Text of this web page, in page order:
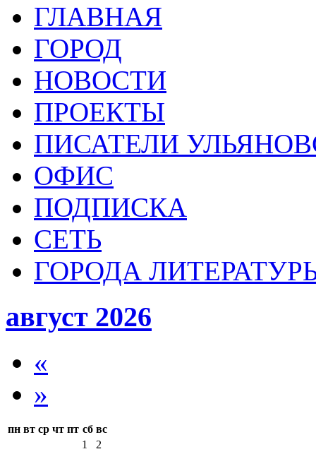
ГЛАВНАЯ
ГОРОД
НОВОСТИ
ПРОЕКТЫ
ПИСАТЕЛИ
ОФИС
ПОДПИСКА
СЕТЬ
ГОРОДА
август 2026
«
»
пн вт ср чт пт сб вс
1
2